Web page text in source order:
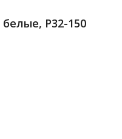
Р32-150